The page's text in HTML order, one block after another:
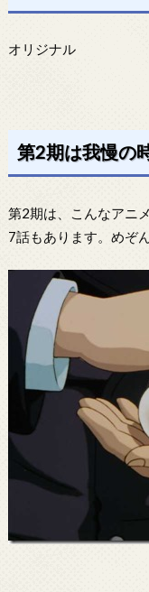
オリジナル
第2期は我慢の
第2期は、こんなアニ
7話もあります。めぞ